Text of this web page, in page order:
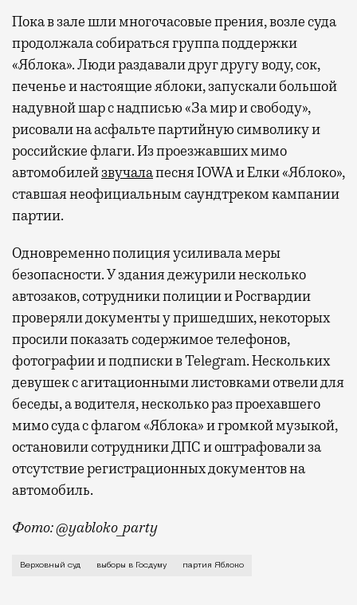
Пока в зале шли многочасовые прения, возле суда
продолжала собираться группа поддержки
«Яблока». Люди раздавали друг другу воду, сок,
печенье и настоящие яблоки, запускали большой
надувной шар с надписью «За мир и свободу»,
рисовали на асфальте партийную символику и
российские флаги. Из проезжавших мимо
автомобилейзвучалапесня IOWA и Елки «Яблоко»,
ставшая неофициальным саундтреком кампании
партии.
Одновременно полиция усиливала меры
безопасности. У здания дежурили несколько
автозаков, сотрудники полиции и Росгвардии
проверяли документы у пришедших, некоторых
просили показать содержимое телефонов,
фотографии и подписки в Telegram. Нескольких
девушек с агитационными листовками отвели для
беседы, а водителя, несколько раз проехавшего
мимо суда с флагом «Яблока» и громкой музыкой,
остановили сотрудники ДПС и оштрафовали за
отсутствие регистрационных документов на
автомобиль.
Фото: @yabloko_party
Таким образом, суд удовлетворил иск партии
Верховный суд выборы в Госдуму партия Яблоко